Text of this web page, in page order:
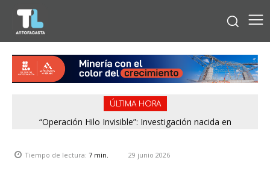
ÚLTIMA HORA
“Operación Hilo Invisible”: Investigación nacida en
Región de Antofagasta enfrentará nuevo episodio
Tiempo de lectura: 7 min. 29 junio 2026